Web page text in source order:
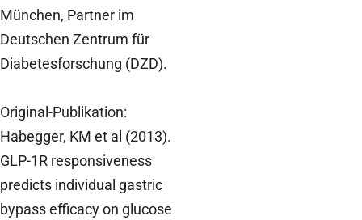
München, Partner im
Deutschen Zentrum für
Diabetesforschung (DZD).
Original-Publikation:
Habegger, KM et al (2013).
GLP-1R responsiveness
predicts individual gastric
bypass efficacy on glucose